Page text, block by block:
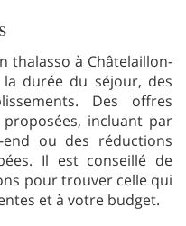
thalasso à Châtelaillon-
durée du séjour, des
Des offres
incluant par
end ou des réductions
Il est conseillé de
pour trouver celle qui
et à votre budget.